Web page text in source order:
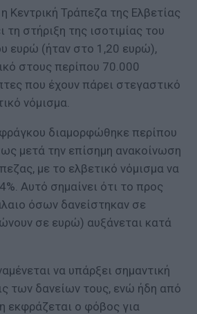
Κεντρική Τράπεζα της Ελβετίας
στήριξη της ισοτιμίας του
ευρώ (ήταν στο 1,20 ευρώ),
στους περίπου 70.000
που έχουν πάρει στεγαστικό
νόμισμα.
διαμορφώθηκε περίπου
μετά την επίσημη ανακοίνωση
με το ελβετικό νόμισμα να
Αυτό σημαίνει ότι το προς
όσων δανείστηκαν σε
σε ευρώ) αυξάνεται κατά
να υπάρξει σημαντική
των δανείων τους, ενώ ήδη από
εκφράζεται ο φόβος για